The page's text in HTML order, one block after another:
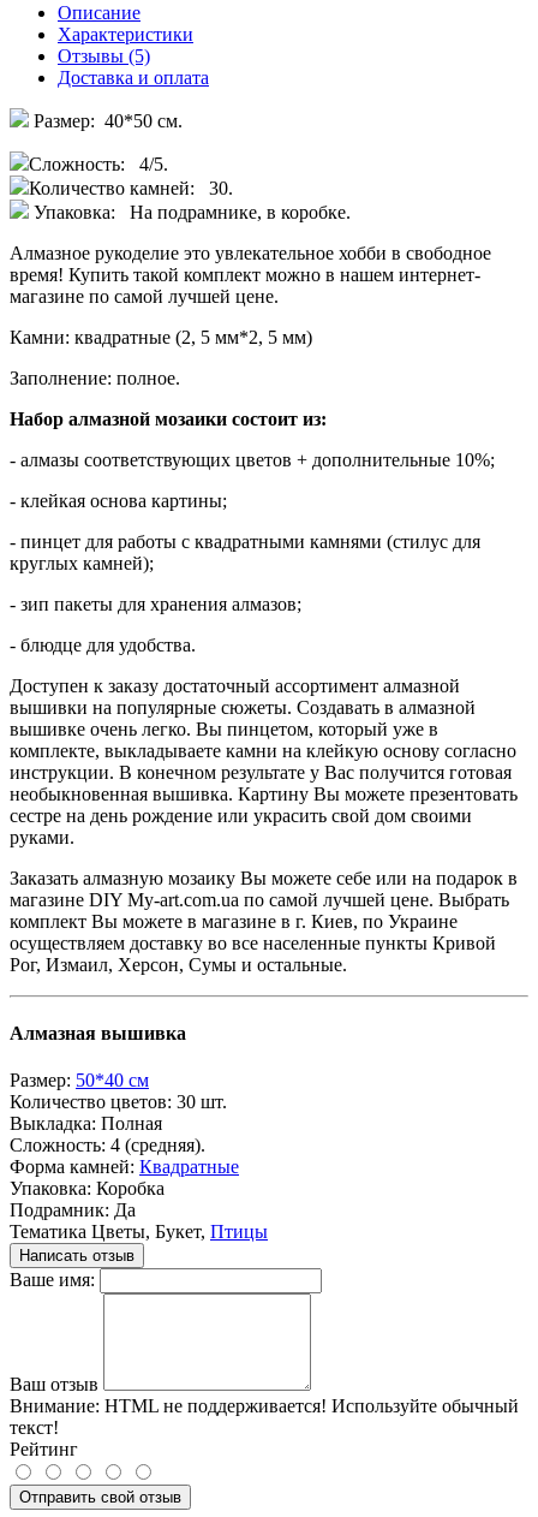
Описание
Характеристики
Отзывы (5)
Доставка и оплата
Размер: 40*50 см.
Сложность: 4/5.
Количество камней: 30.
Упаковка: На подрамнике, в коробке.
Алмазное рукоделие это увлекательное хобби в свободное
время! Купить такой комплект можно в нашем интернет-
магазине по самой лучшей цене.
Камни: квадратные (2, 5 мм*2, 5 мм)
Заполнение: полное.
Набор алмазной мозаики состоит из:
- алмазы соответствующих цветов + дополнительные 10%;
- клейкая основа картины;
- пинцет для работы с квадратными камнями (стилус для
круглых камней);
- зип пакеты для хранения алмазов;
- блюдце для удобства.
Доступен к заказу достаточный ассортимент алмазной
вышивки на популярные сюжеты. Создавать в алмазной
вышивке очень легко. Вы пинцетом, который уже в
комплекте, выкладываете камни на клейкую основу согласно
инструкции. В конечном результате у Вас получится готовая
необыкновенная вышивка. Картину Вы можете презентовать
сестре на день рождение или украсить свой дом своими
руками.
Заказать алмазную мозаику Вы можете себе или на подарок в
магазине DIY My-art.com.ua по самой лучшей цене. Выбрать
комплект Вы можете в магазине в г. Киев, по Украине
осуществляем доставку во все населенные пункты Кривой
Рог, Измаил, Херсон, Сумы и остальные.
Алмазная вышивка
Размер: 50*40 см
Количество цветов: 30 шт.
Выкладка: Полная
Сложность: 4 (средняя).
Форма камней: Квадратные
Упаковка: Коробка
Подрамник: Да
Тематика Цветы, Букет, Птицы
Написать отзыв
Ваше имя:
Ваш отзыв
Внимание: HTML не поддерживается! Используйте обычный
текст!
Рейтинг
Отправить свой отзыв